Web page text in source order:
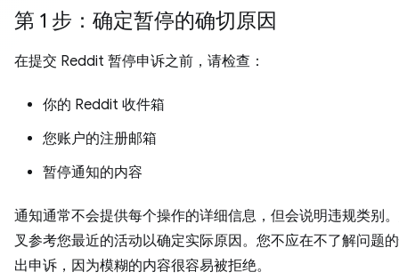
第 1 步：确定暂停的确切原因
在提交 Reddit 暂停申诉之前，请检查：
你的 Reddit 收件箱
您账户的注册邮箱
暂停通知的内容
通知通常不会提供每个操作的详细信息，但会说明违规类别
叉参考您最近的活动以确定实际原因。您不应在不了解问题
出申诉，因为模糊的内容很容易被拒绝。